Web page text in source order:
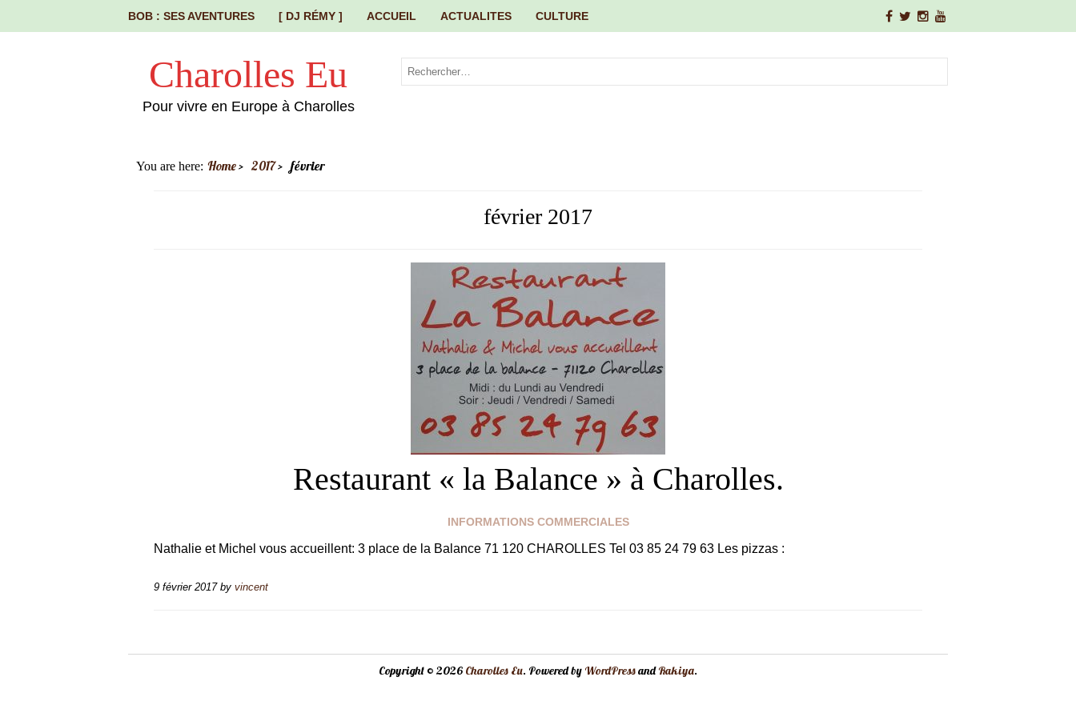
BOB : SES AVENTURES [ DJ RÉMY ] ACCUEIL ACTUALITES CULTURE
Charolles Eu
Pour vivre en Europe à Charolles
You are here: Home 2017 février
février 2017
Restaurant « la Balance » à Charolles.
INFORMATIONS COMMERCIALES
Nathalie et Michel vous accueillent: 3 place de la Balance 71 120 CHAROLLES Tel 03 85 24 79 63 Les pizzas :
9 février 2017by vincent
Copyright © 2026 Charolles Eu. Powered byWordPressandRakiya.